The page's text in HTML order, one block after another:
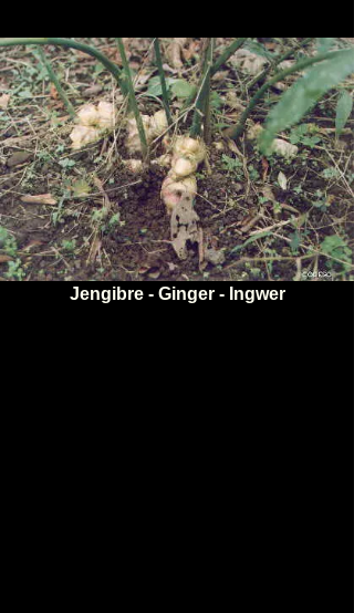
Jengibre - Ginger - Ingwer